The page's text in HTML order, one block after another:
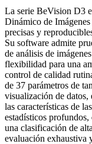
La serie BeVision D3
Dinámico de
precisas y
Su software admite
de análisis de
flexibilidad para una
control de calidad
de 37 parámetros de
visualización de datos,
las características de
estadísticos
una clasificación de
evaluación exhaustiva